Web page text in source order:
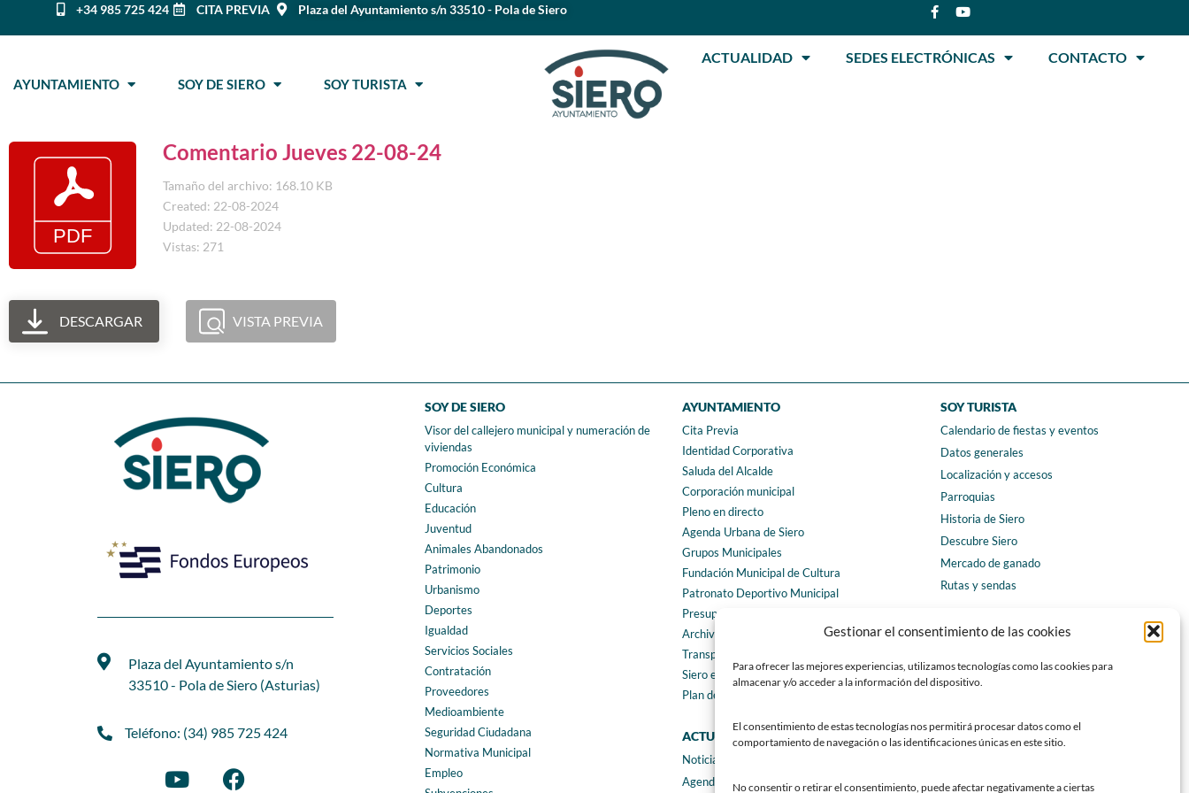
Gestionar el consentimiento de las cookies
Para ofrecer las mejores experiencias, utilizamos tecnologías como las cookies para
almacenar y/o acceder a la información del dispositivo.
El consentimiento de estas tecnologías nos permitirá procesar datos como el
comportamiento de navegación o las identificaciones únicas en este sitio.
No consentir o retirar el consentimiento, puede afectar negativamente a ciertas
+34 985 725 424 CITA PREVIA Plaza del Ayuntamiento s/n 33510 - Pola de Siero
AYUNTAMIENTO SOY DE SIERO SOY TURISTA
ACTUALIDAD SEDES ELECTRÓNICAS CONTACTO
Comentario Jueves 22-08-24
Tamaño del archivo: 168.10 KB
Created: 22-08-2024
Updated: 22-08-2024
Vistas: 271
DESCARGAR VISTA PREVIA
Plaza del Ayuntamiento s/n
33510 - Pola de Siero (Asturias)
Teléfono: (34) 985 725 424
SOY DE SIERO
Visor del callejero municipal y numeración de
viviendas
Promoción Económica
Cultura
Educación
Juventud
Animales Abandonados
Patrimonio
Urbanismo
Deportes
Igualdad
Servicios Sociales
Contratación
Proveedores
Medioambiente
Seguridad Ciudadana
Normativa Municipal
Empleo
AYUNTAMIENTO
Cita Previa
Identidad Corporativa
Saluda del Alcalde
Corporación municipal
Pleno en directo
Agenda Urbana de Siero
Grupos Municipales
Fundación Municipal de Cultura
Patronato Deportivo Municipal
Presupuestos municipales
Archivo municipal
Transparencia
Siero en Cifras
Plan de igualdad
ACTUALIDAD
Noticias
Agenda
SOY TURISTA
Calendario de fiestas y eventos
Datos generales
Localización y accesos
Parroquias
Historia de Siero
Descubre Siero
Mercado de ganado
Rutas y sendas
CONTACTO
Teléfonos de interés
Formulario de contacto